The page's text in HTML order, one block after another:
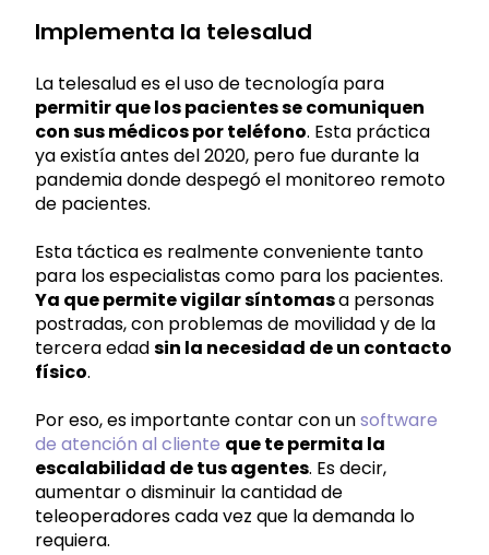
Implementa la telesalud
La telesalud es el uso de tecnología para
permitir que los pacientes se comuniquen
con sus médicos por teléfono. Esta práctica
ya existía antes del 2020, pero fue durante la
pandemia donde despegó el monitoreo remoto
de pacientes.
Esta táctica es realmente conveniente tanto
para los especialistas como para los pacientes.
Ya que permite vigilar síntomasa personas
postradas, con problemas de movilidad y de la
tercera edadsin la necesidad de un contacto
físico.
Por eso, es importante contar con unsoftware
de atención al cliente que te permita la
escalabilidad de tus agentes. Es decir,
aumentar o disminuir la cantidad de
teleoperadores cada vez que la demanda lo
requiera.